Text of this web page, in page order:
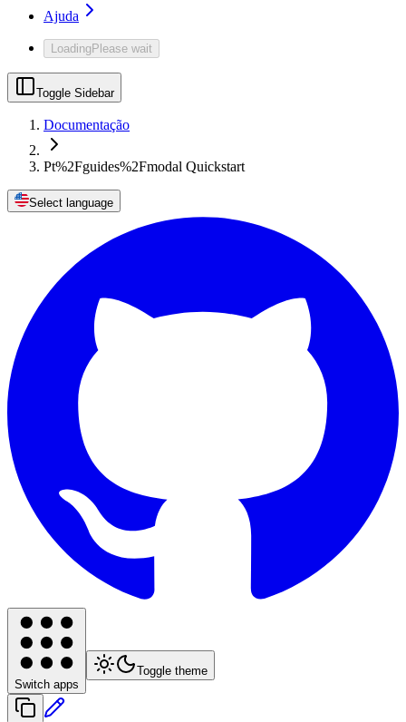
Ajuda
LoadingPlease wait
Toggle Sidebar
Documentação
Pt%2Fguides%2Fmodal Quickstart
Select language
Switch apps
Toggle theme